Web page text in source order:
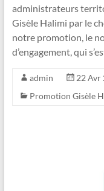
administrateurs
Gisèle Halimi par le
notre promotion, le
d’engagement, qui
admin
22 Avr
Promotion Gisèle